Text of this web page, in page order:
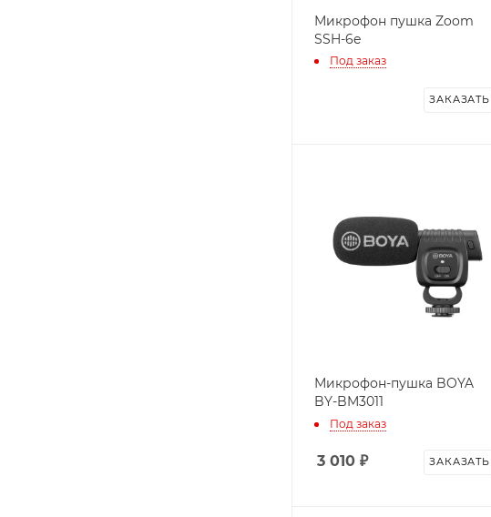
Микрофон пушка Zoom
SSH-6e
Под заказ
ЗАКАЗАТЬ
Микрофон-пушка BOYA
BY-BM3011
Под заказ
3 010 ₽ ЗАКАЗАТЬ